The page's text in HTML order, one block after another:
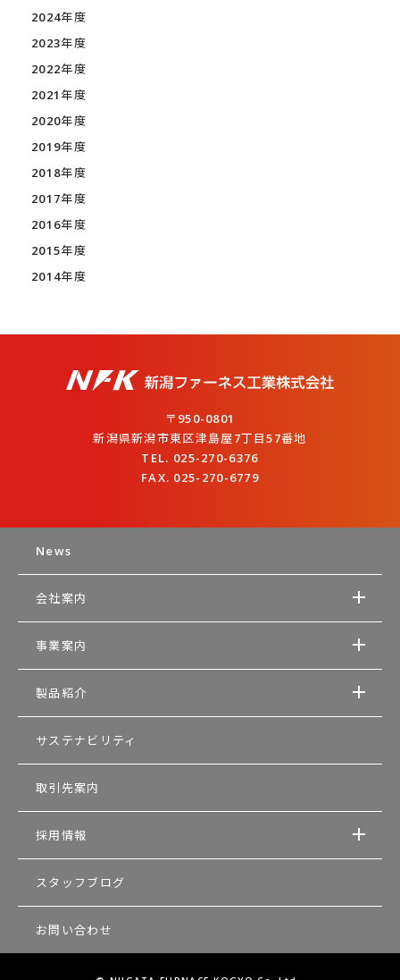
2024年度
2023年度
2022年度
2021年度
2020年度
2019年度
2018年度
2017年度
2016年度
2015年度
2014年度
〒950-0801
新潟県新潟市東区津島屋7丁目57番地
TEL. 025-270-6376
FAX. 025-270-6779
News
会社案内
事業案内
製品紹介
サステナビリティ
取引先案内
採用情報
スタッフブログ
お問い合わせ